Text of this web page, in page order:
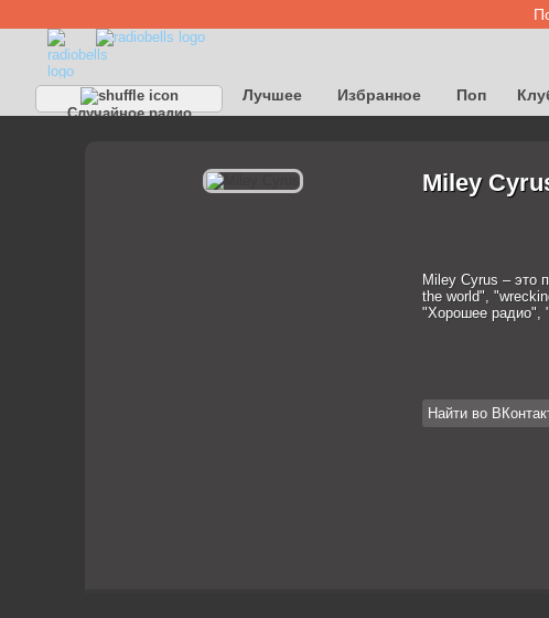
Случайное радио
Лучшее Избранное Поп
Miley
Miley Cyrus – это
the world",
"Хорошее радио",
Найти во